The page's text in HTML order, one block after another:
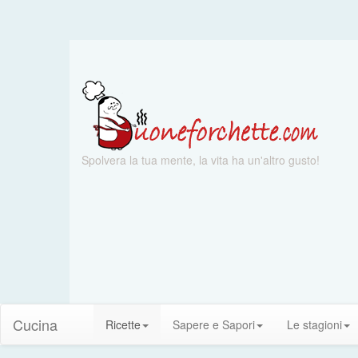
Spolvera la tua mente, la vita ha un'altro gusto!
Cucina Ricette Sapere e Sapori Le stagioni